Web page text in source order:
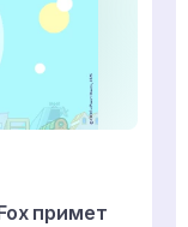
примет